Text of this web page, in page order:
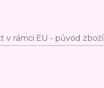
v rámci EU - původ zboží